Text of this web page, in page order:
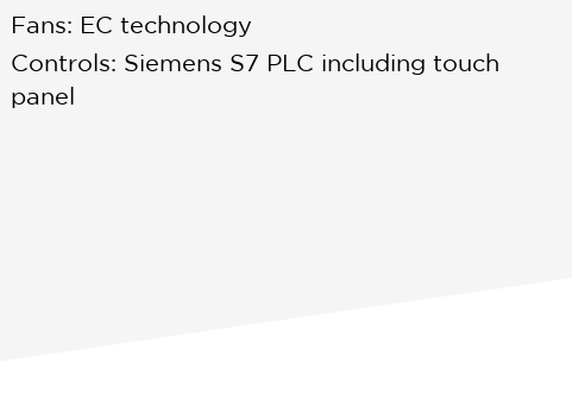
Fans: EC technology
Controls: Siemens S7 PLC including touch
panel